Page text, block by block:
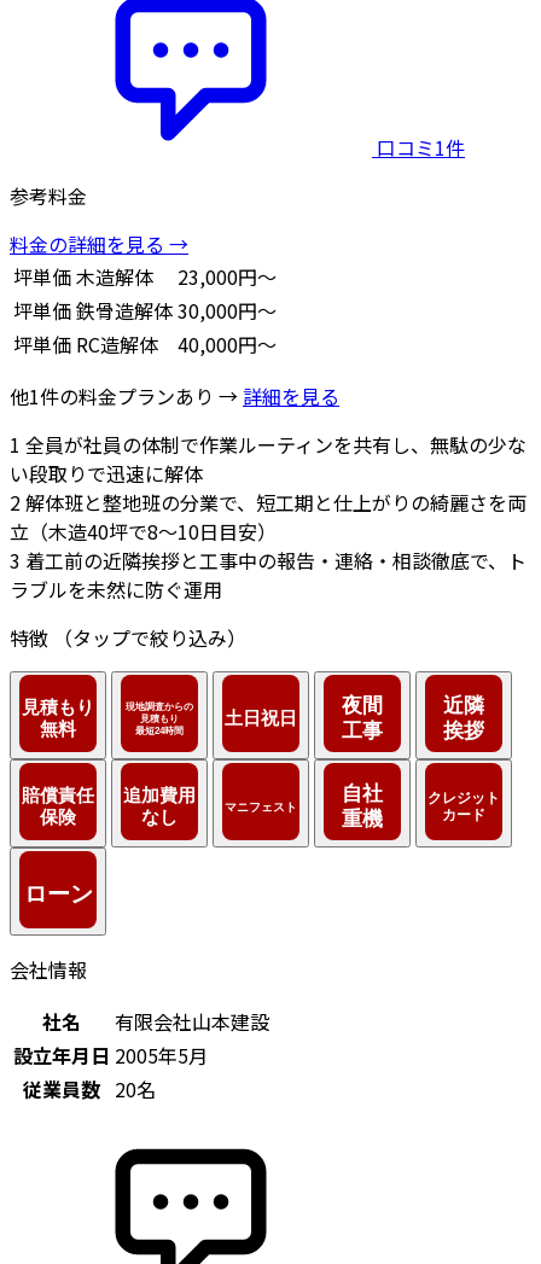
口コミ1件
参考料金
料金の詳細を見る →
坪単価木造解体
23,000円～
坪単価鉄骨造解体30,000円～
坪単価 RC造解体
40,000円～
他1件の料金プランあり → 詳細を見る
1 全員が社員の体制で作業ルーティンを共有し、無駄の少な
い段取りで迅速に解体
2解体班と整地班の分業で、短工期と仕上がりの綺麗さを両
立（木造40坪で8〜10日目安）
3 着工前の近隣挨拶と工事中の報告・連絡・相談徹底で、ト
ラブルを未然に防ぐ運用
特徴
（タップで絞り込み）
会社情報
社名
有限会社山本建設
設立年月日 2005年5月
従業員数 20名